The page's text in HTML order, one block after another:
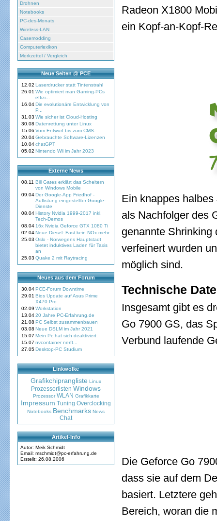
Drohnen
Notebooks
PC-des-Monats
Wireless-LAN
Casemodding
Computerlexikon
Merkzettel / Vergleich
Neue Seiten @ PCE
12.02 Laserdrucker statt Tintenstrahl
26.01 Wie optimiert man Gaming-PCs
effizi...
16.04Die evolutionäre Entwicklung von
P...
31.03 Wie sicher ist Cloud-Hosting
30.08 Datenrettung unter Linux
15.06 Vom Entwurf bis zum CMS:
20.04Gebrauchte Software-Lizenzen
10.04chatGPT
05.02 Nintendo Wii im Jahr 2023
Externe News
08.11 Bill Gates erklärt das Scheitern
von Windows Mobile
09.04Der Google-App Friedhof -
Auflistung eingestellter Google-
Dienste
08.04History Nvidia 1999-2017 inkl.
Tech-Demos
08.04 16x Nvidia Geforce GTX 1080 Ti
02.04Neue Diesel: Fast kein NOx mehr
25.03 Oslo - Norwegens Hauptstadt
bietet induktives Laden für Taxis
an
25.03 Quake 2 mit Raytracing
Neues aus dem Forum
30.04PCE-Forum Downtime
29.01 Bios Update auf Asus Prime
X470 Pro
02.09 Workstation
13.0420 Jahre PC-Erfahrung.de
21.08 PC Selbst zusammenbauen
03.08 Neue DSLM im Jahr 2021
15.07 Mein Pc hat sich deaktiviert.
15.07 nvcontainer nerft...
27.05Desktop-PC Studium
Linkwolke
Grafikchiprangliste Linux
Prozessorlisten Windows
Prozessor WLAN Grafikkarte
Impressum Tuning Overclocking
Notebooks Benchmarks News
Chat
Artikel-Info
Autor: Meik Schmidt
Email: mschmidt@pc-erfahrung.de
Erstellt: 26.08.2006
Radeon X1800
ein Kopf-an-Kopf-
Ein knappes
als Nachfolger des
genannte Shrinking
verfeinert wurden
möglich sind.
Technische
Insgesamt gibt es
Go 7900 GS, das
Verbund laufende
Die Geforce Go
dass sie auf dem
basiert. Letztere
Bereich, woran die